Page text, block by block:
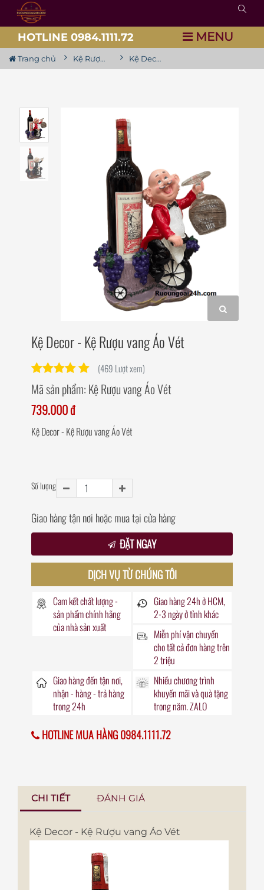
HOTLINE 0984.1111.72 MENU
Trang chủ Kệ Rượu Siêu Đẹp Kệ Decor - Kệ Rượu vang Áo Vét
Kệ Decor - Kệ Rượu vang Áo Vét
(469 Lượt xem)
Mã sản phẩm: Kệ Rượu vang Áo Vét
739.000 đ
Kệ Decor - Kệ Rượu vang Áo Vét
Số lượng
Giao hàng tận nơi hoặc mua tại cửa hàng
ĐẶT NGAY
DỊCH VỤ TỪ CHÚNG TÔI
Cam kết chất lượng -
sản phẩm chính hãng
của nhà sản xuất
Giao hàng24hở HCM,
2-3 ngày ở tỉnh khác
Miễn phí vận chuyển
cho tất cả đơn hàng trên
2 triệu
Giao hàng đếntận nơi,
nhận - hàng - trả hàng
trong24h
Nhiều chương trình
khuyến mãivà quà tặng
trong năm. ZALO
HOTLINE MUA HÀNG 0984.1111.72
CHI TIẾT ĐÁNH GIÁ
Kệ Decor - Kệ Rượu vang Áo Vét